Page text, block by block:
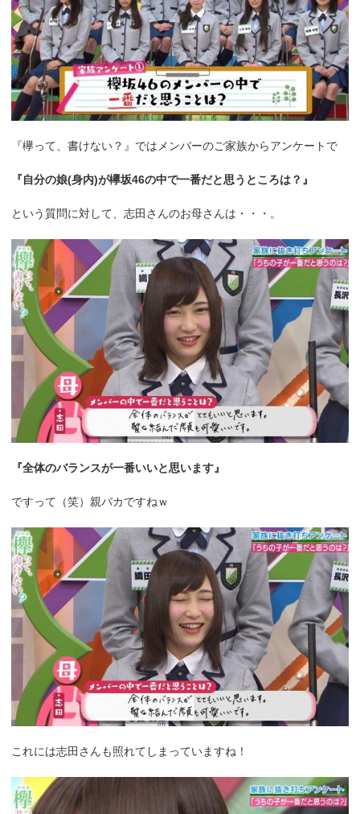
『欅って、書けない？』ではメンバーのご家族からアンケートで
『自分の娘(身内)が欅坂46の中で一番だと思うところは？』
という質問に対して、志田さんのお母さんは・・・。
『全体のバランスが一番いいと思います』
ですって（笑）親バカですねｗ
これには志田さんも照れてしまっていますね！